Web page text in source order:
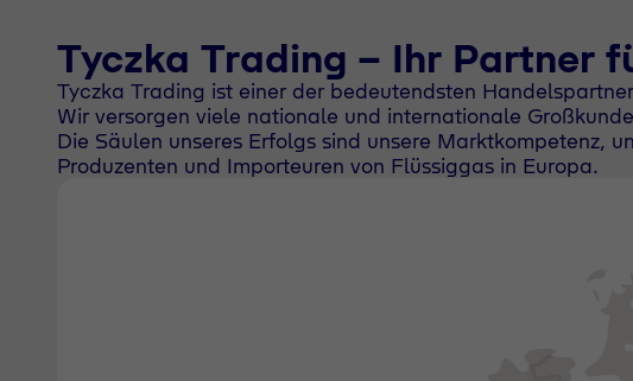
Tyczka Trading – Ihr Partner
Tyczka Trading ist einer der bedeutendsten
Wir versorgen viele nationale und internationale
Die Säulen unseres Erfolgs sind unsere Marktkompetenz,
Produzenten und Importeuren von Flüssiggas in Europa.